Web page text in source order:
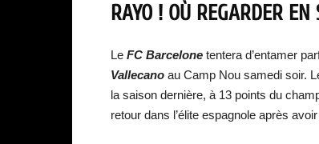
RAYO ! OÙ REGARDER
Le FC Barcelone tentera d’entamer
Vallecano au Camp Nou samedi soir.
la saison dernière, à 13 points du
retour dans l’élite espagnole après